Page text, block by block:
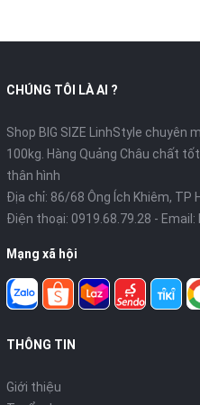
CHÚNG TÔI LÀ AI ?
Shop BIG SIZE LinhStyle
100kg. Hàng Quảng Châu chất
thân hình
Địa chỉ: 86/68 Ông Ích Khiêm, TP
Điện thoại: 0919.68.79.28 - Email:
Mạng xã hội
THÔNG TIN
Giới thiệu